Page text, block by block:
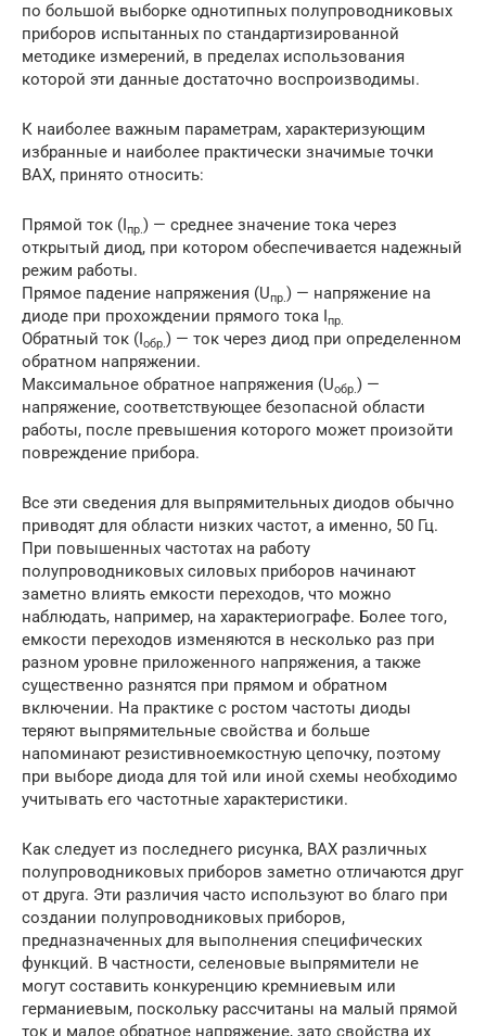
по большой выборке однотипных полупроводниковых
приборов испытанных по стандартизированной
методике измерений, в пределах использования
которой эти данные достаточно воспроизводимы.
К наиболее важным параметрам, характеризующим
избранные и наиболее практически значимые точки
ВАХ, принято относить:
Прямой ток (Iпр.) — среднее значение тока через
открытый диод, при котором обеспечивается надежный
режим работы.
Прямое падение напряжения (Uпр.) — напряжение на
диоде при прохождении прямого тока Iпр.
Обратный ток (Iобр.) — ток через диод при определенном
обратном напряжении.
Максимальное обратное напряжения (Uобр.) —
напряжение, соответствующее безопасной области
работы, после превышения которого может произойти
повреждение прибора.
Все эти сведения для выпрямительных диодов обычно
приводят для области низких частот, a именно, 50 Гц.
При повышенных частотах на работу
полупроводниковых силовых приборов начинают
заметно влиять емкости переходов, что можно
наблюдать, например, на характериографе. Более того,
емкости переходов изменяются в несколько раз при
разном уровне приложенного напряжения, a также
существенно разнятся при прямом и обратном
включении. На практике c ростом частоты диоды
теряют выпрямительные свойства и больше
напоминают резистивноемкостную цепочку, поэтому
при выборе диода для той или иной схемы необходимо
учитывать его частотные характеристики.
Как следует из последнего рисунка, ВАХ различных
полупроводниковых приборов заметно отличаются друг
от друга. Эти различия часто используют во благо при
создании полупроводниковых приборов,
предназначенных для выполнения специфических
функций. B частности, селеновые выпрямители не
могут составить конкуренцию кремниевым или
германиевым, поскольку рассчитаны на малый прямой
ток и малое обратное напряжение, зато свойства их